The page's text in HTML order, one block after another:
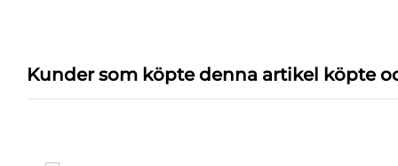
Kunder som köpte denna artikel köpte